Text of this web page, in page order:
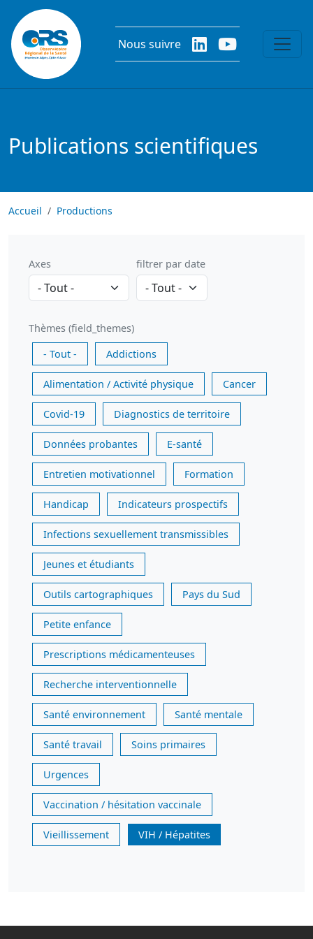
Aller au contenu principal
Nous suivre
Publications scientifiques
Accueil Productions
Axes filtrer par date
Thèmes (field_themes)
- Tout -
Addictions
Alimentation / Activité physique Cancer
Covid-19 Diagnostics de territoire
Données probantes E-santé
Entretien motivationnel Formation
Handicap Indicateurs prospectifs
Infections sexuellement transmissibles
Jeunes et étudiants
Outils cartographiques Pays du Sud
Petite enfance
Prescriptions médicamenteuses
Recherche interventionnelle
Santé environnement Santé mentale
Santé travail Soins primaires
Urgences
Vaccination / hésitation vaccinale
Vieillissement VIH / Hépatites